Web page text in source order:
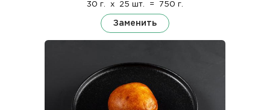
30 г. x 25 шт. = 750 г.
Заменить